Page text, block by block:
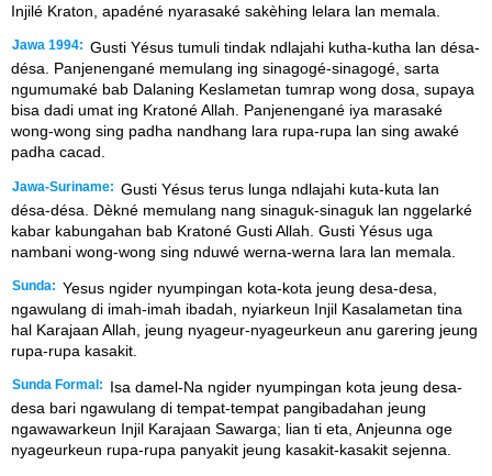
Injilé Kraton, apadéné nyarasaké sakèhing lelara lan memala.
Jawa 1994: Gusti Yésus tumuli tindak ndlajahi kutha-kutha lan désa-
désa. Panjenengané memulang ing sinagogé-sinagogé, sarta
ngumumaké bab Dalaning Keslametan tumrap wong dosa, supaya
bisa dadi umat ing Kratoné Allah. Panjenengané iya marasaké
wong-wong sing padha nandhang lara rupa-rupa lan sing awaké
padha cacad.
Jawa-Suriname: Gusti Yésus terus lunga ndlajahi kuta-kuta lan
désa-désa. Dèkné memulang nang sinaguk-sinaguk lan nggelarké
kabar kabungahan bab Kratoné Gusti Allah. Gusti Yésus uga
nambani wong-wong sing nduwé werna-werna lara lan memala.
Sunda: Yesus ngider nyumpingan kota-kota jeung desa-desa,
ngawulang di imah-imah ibadah, nyiarkeun Injil Kasalametan tina
hal Karajaan Allah, jeung nyageur-nyageurkeun anu garering jeung
rupa-rupa kasakit.
Sunda Formal:
Isa damel-Na ngider nyumpingan kota jeung desa-
desa bari ngawulang di tempat-tempat pangibadahan jeung
ngawawarkeun Injil Karajaan Sawarga; lian ti eta, Anjeunna oge
nyageurkeun rupa-rupa panyakit jeung kasakit-kasakit sejenna.